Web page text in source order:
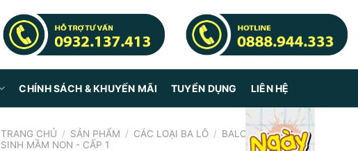
CHÍNH SÁCH & KHUYẾN MÃI TUYỂN DỤNG LIÊN HỆ
TRANG CHỦ / SẢN PHẨM / CÁC LOẠI BA LÔ / BALO HỌC
SINH MẦM NON - CẤP 1